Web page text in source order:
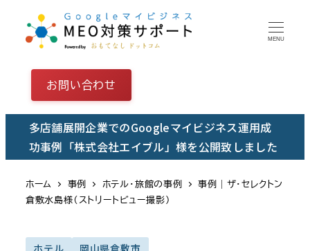
テ
MENU
お問い合わせ
多店舗展開企業でのGoogleマイビジネス運用成
功事例「株式会社エイブル」様を公開致しました
ホーム 事例 ホテル・旅館の事例
事例｜ザ・セレクトン
倉敷水島様（ストリートビュー撮影）
ホテル 岡山県倉敷市